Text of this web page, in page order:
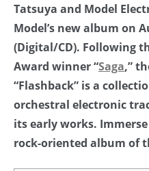
Tatsuya and Model
Model’s new album on
(Digital/CD). Following
Award winner “Saga,”
“Flashback” is a
orchestral electronic
its early works.
rock-oriented album of